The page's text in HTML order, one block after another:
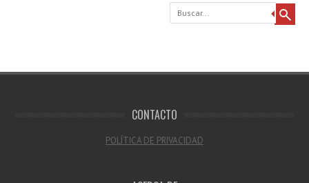
Buscar
CONTACTO
POLÍTICA DE PRIVACIDAD